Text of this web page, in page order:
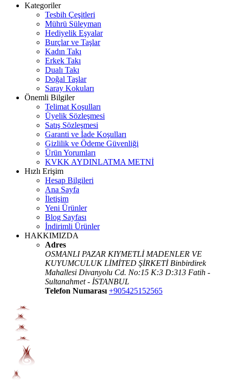
Kategoriler
Tesbih Çeşitleri
Mührü Süleyman
Hediyelik Eşyalar
Burçlar ve Taşlar
Kadın Takı
Erkek Takı
Dualı Takı
Doğal Taşlar
Saray Kokuları
Önemli Bilgiler
Telimat Koşulları
Üyelik Sözleşmesi
Satış Sözleşmesi
Garanti ve İade Koşulları
Gizlilik ve Ödeme Güvenliği
Ürün Yorumları
KVKK AYDINLATMA METNİ
Hızlı Erişim
Hesap Bilgileri
Ana Sayfa
İletişim
Yeni Ürünler
Blog Sayfası
İndirimli Ürünler
HAKKIMIZDA
Adres
OSMANLI PAZAR KIYMETLİ MADENLER VE
KUYUMCULUK LİMİTED ŞİRKETİ Binbirdirek
Mahallesi Divanyolu Cd. No:15 K:3 D:313 Fatih -
Sultanahmet - İSTANBUL
Telefon Numarası +905425152565